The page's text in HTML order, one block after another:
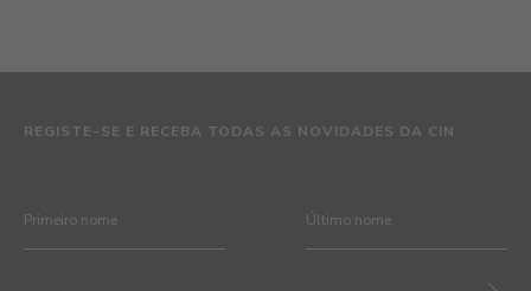
REGISTE-SE E RECEBA TODAS AS NOVIDADES DA CIN